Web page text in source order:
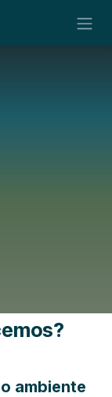
ambiente